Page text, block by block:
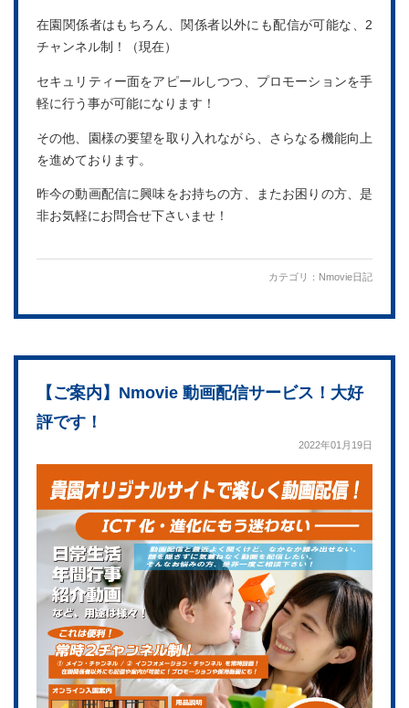
在園関係者はもちろん、関係者以外にも配信が可能な、2
チャンネル制！（現在）
セキュリティー面をアピールしつつ、プロモーションを手
軽に行う事が可能になります！
その他、園様の要望を取り入れながら、さらなる機能向上
を進めております。
昨今の動画配信に興味をお持ちの方、またお困りの方、是
非お気軽にお問合せ下さいませ！
カテゴリ： Nmovie日記
【ご案内】Nmovie 動画配信サービス！大好
評です！
2022年01月19日